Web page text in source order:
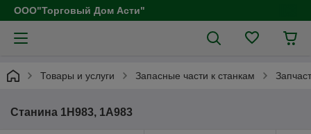
ООО"Торговый Дом Асти"
Товары и услуги Запасные части к станкам
Станина 1Н983, 1А983